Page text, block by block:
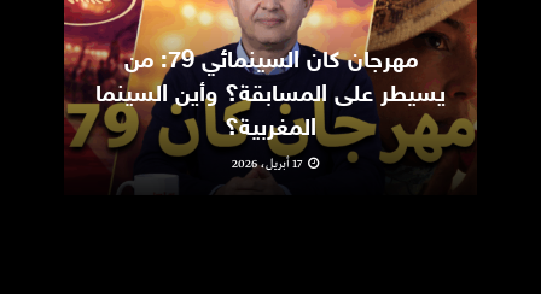
مهرجان كان السينمائي 79: من
يسيطر على المسابقة؟ وأين السينما
المغربية؟
17 أبريل، 2026